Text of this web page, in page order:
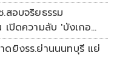
ปิดความลับ 'บังเกอร์
ดยิงรร.ย่านนนทบุรี แย่